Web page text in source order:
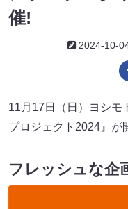
催!
2024-10-
11月17日（日）ヨシモ
プロジェクト2024』が
フレッシュな企